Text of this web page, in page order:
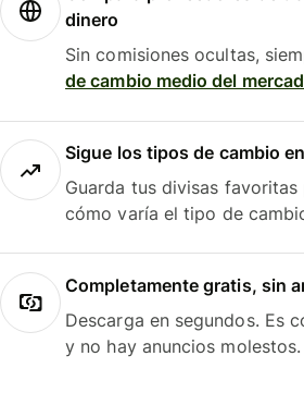
dinero
Sin comisiones ocultas,
de cambio medio del
Sigue los tipos de cambio
Guarda tus divisas
cómo varía el tipo de
Completamente gratis, sin
Descarga en segundos. Es
y no hay anuncios molestos.